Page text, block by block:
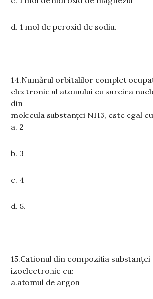
d. 1 mol de peroxid de sodiu.
14.Numărul orbitalilor complet ocupa
electronic al atomului cu sarcina
din
molecula substanței NH3, este egal
a. 2
b. 3
c. 4
d. 5.
15.Cationul din compoziția substanței
izoelectronic cu:
a.atomul de argon